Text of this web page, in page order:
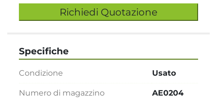
Richiedi Quotazione
Specifiche
Condizione Usato
Numero di magazzino AE0204